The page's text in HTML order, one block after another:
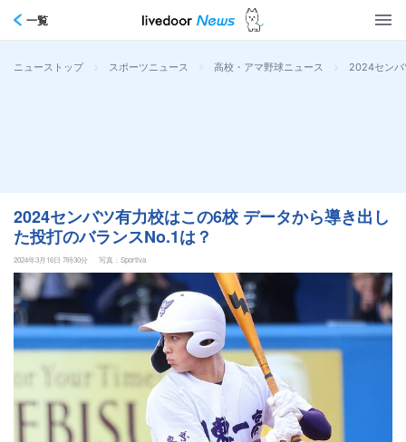
一覧
ニューストップ > スポーツニュース > 高校・アマ野球ニュース > 2024センバ
2024センバツ有力校はこの6校 データから導き出し
た投打のバランスNo.1は？
2024年3月16日 7時30分 写真：Sportiva